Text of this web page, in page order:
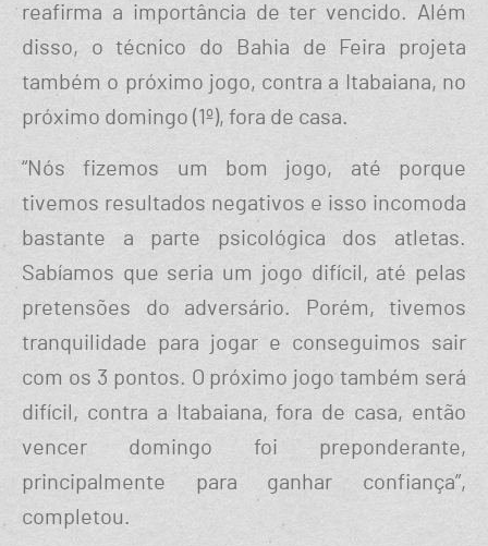
reafirma a importância de ter vencido. Além
disso, o técnico do Bahia de Feira projeta
também o próximo jogo, contra a Itabaiana, no
próximo domingo (1º), fora de casa.
“Nós fizemos um bom jogo, até porque
tivemos resultados negativos e isso incomoda
bastante a parte psicológica dos atletas.
Sabíamos que seria um jogo difícil, até pelas
pretensões do adversário. Porém, tivemos
tranquilidade para jogar e conseguimos sair
com os 3 pontos. O próximo jogo também será
difícil, contra a Itabaiana, fora de casa, então
vencer domingo foi preponderante,
principalmente para ganhar confiança”,
completou.